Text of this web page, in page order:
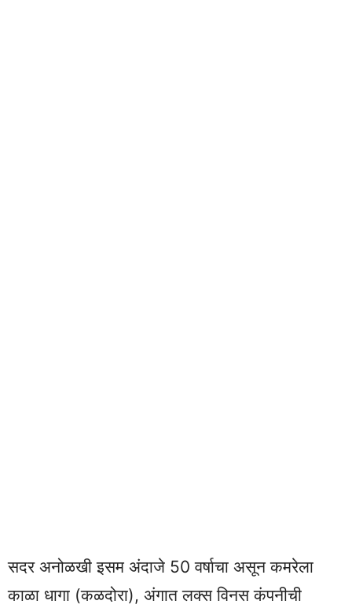
सदर अनोळखी इसम अंदाजे 50 वर्षाचा असून कमरेला
काळा धागा (कळदोरा), अंगात लक्स विनस कंपनीची